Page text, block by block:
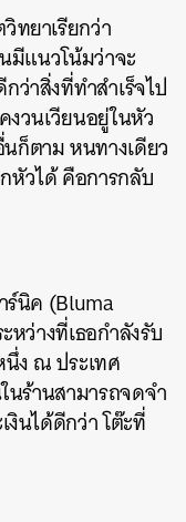
ทยาเรียกว่า
มีแนวโน้มว่าจะ
ว่าสิ่งที่ทำสำเร็จไป
งวนเวียนอยู่ในหัว
ก็ตาม หนทางเดียว
หัวได้ คือการกลับ
ร์นิค (Bluma
ว่างที่เธอกำลังรับ
ง ณ ประเทศ
นร้านสามารถจดจำ
งินได้ดีกว่า โต๊ะที่